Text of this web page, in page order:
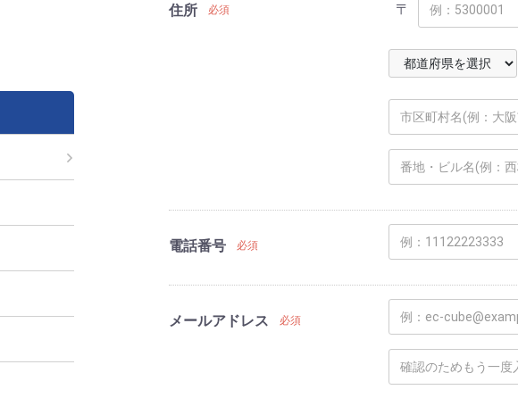
住所 必須 〒
電話番号 必須
メールアドレス 必須